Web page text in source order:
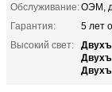
Обслуживание:ОЭМ,
Гарантия:
5 лет
Высокий свет: